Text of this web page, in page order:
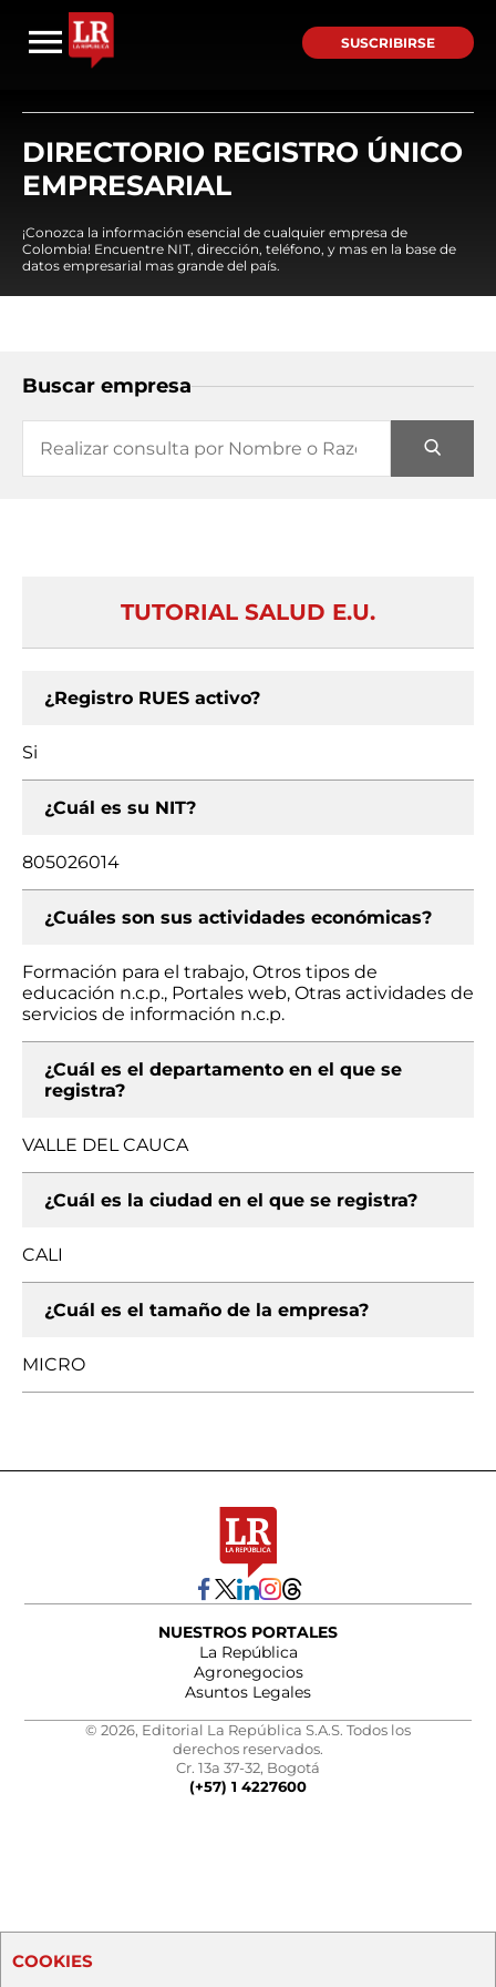
SUSCRIBIRSE
DIRECTORIO REGISTRO ÚNICO
EMPRESARIAL
¡Conozca la información esencial de cualquier empresa de
Colombia! Encuentre NIT, dirección, teléfono, y mas en la base de
datos empresarial mas grande del país.
Buscar empresa
TUTORIAL SALUD E.U.
¿Registro RUES activo?
Si
¿Cuál es su NIT?
805026014
¿Cuáles son sus actividades económicas?
Formación para el trabajo, Otros tipos de
educación n.c.p., Portales web, Otras actividades de
servicios de información n.c.p.
¿Cuál es el departamento en el que se
registra?
VALLE DEL CAUCA
¿Cuál es la ciudad en el que se registra?
CALI
¿Cuál es el tamaño de la empresa?
MICRO
NUESTROS PORTALES
La República
Agronegocios
Asuntos Legales
© 2026, Editorial La República S.A.S. Todos los
derechos reservados.
Cr. 13a 37-32, Bogotá
(+57) 1 4227600
COOKIES